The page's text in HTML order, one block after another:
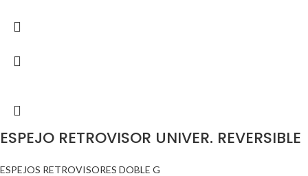
ESPEJO RETROVISOR UNIVER. REVERSIBLE
ESPEJOS RETROVISORES DOBLE G